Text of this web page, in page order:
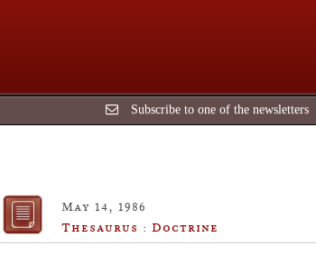
Subscribe to one of the newsletters
May 14, 1986
Thesaurus : Doctrine